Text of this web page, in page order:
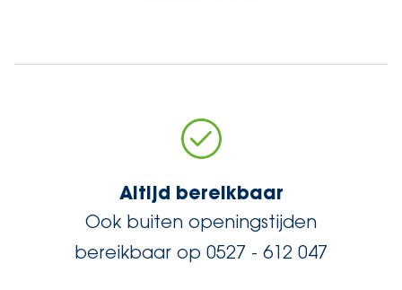
Altijd bereikbaar
Ook buiten openingstijden
bereikbaar op 0527 - 612 047